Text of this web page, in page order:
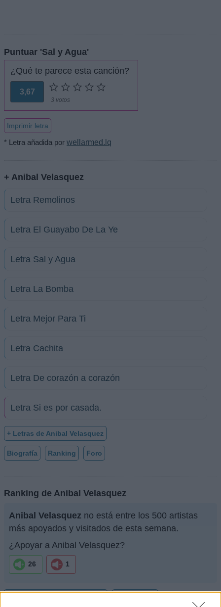
Puntuar 'Sal y Agua'
¿Qué te parece esta canción?
3,67
3 votos
Imprimir letra
* Letra añadida por wellarmed.lq
+ Anibal Velasquez
Letra Remolinos
Letra El Guayabo De La Ye
Letra Sal y Agua
Letra La Bomba
Letra Mejor Para Ti
Letra Cachita
Letra De corazón a corazón
Letra Si es por casada.
+ Letras de Anibal Velasquez
Biografía Ranking Foro
Ranking de Anibal Velasquez
Anibal Velasquez no está entre los 500 artistas
más apoyados y visitados de esta semana.
¿Apoyar a Anibal Velasquez?
26 1